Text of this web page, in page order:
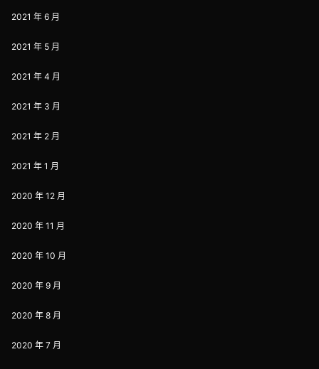
2021 年 6 月
2021 年 5 月
2021 年 4 月
2021 年 3 月
2021 年 2 月
2021 年 1 月
2020 年 12 月
2020 年 11 月
2020 年 10 月
2020 年 9 月
2020 年 8 月
2020 年 7 月